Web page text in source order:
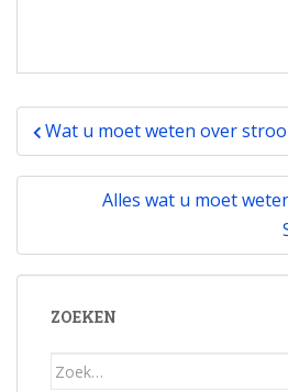
Bericht
navigatie
Wat u moet weten over
Alles wat u moet
ZOEKEN
Zoek